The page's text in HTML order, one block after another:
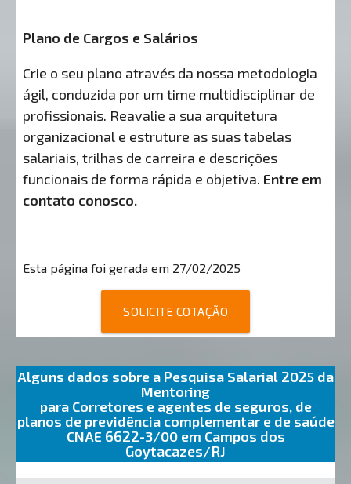
Plano de Cargos e Salários
Crie o seu plano através da nossa metodologia
ágil, conduzida por um time multidisciplinar de
profissionais. Reavalie a sua arquitetura
organizacional e estruture as suas tabelas
salariais, trilhas de carreira e descrições
funcionais de forma rápida e objetiva. Entre em
contato conosco.
Esta página foi gerada em 27/02/2025
SOLICITE COTAÇÃO
Alguns dados sobre a Pesquisa Salarial 2025 da
Mentoring
para Corretores e agentes de seguros, de
planos de previdência complementar e de saúde
CNAE 6622-3/00 em Campos dos
Goytacazes/RJ